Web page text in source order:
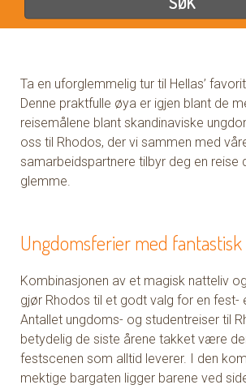
Ta en uforglemmelig tur til Hellas’
Denne praktfulle øya er igjen blant de
reisemålene blant skandinaviske
oss til Rhodos, der vi sammen med
samarbeidspartnere tilbyr deg en reise
glemme.
Ungdomsferier med
Kombinasjonen av et magisk natteliv
gjør Rhodos til et godt valg for en fest-
Antallet ungdoms- og studentreiser til
betydelig de siste årene takket være
festscenen som alltid leverer. I den
mektige bargaten ligger barene ved